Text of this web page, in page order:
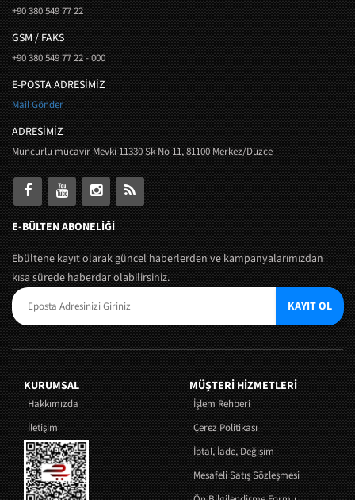
+90 380 549 77 22
GSM / FAKS
+90 380 549 77 22 - 000
E-POSTA ADRESİMİZ
Mail Gönder
ADRESİMİZ
Muncurlu mücavir Mevki 11330 Sk No 11, 81100 Merkez/Düzce
E-BÜLTEN ABONELİĞİ
Ebültene kayıt olarak güncel haberlerden ve kampanyalarımızdan
kısa sürede haberdar olabilirsiniz.
KAYIT OL
KURUMSAL
Hakkımızda
İletişim
MÜŞTERI HIZMETLERI
İşlem Rehberi
Çerez Politikası
İptal, İade, Değişim
Mesafeli Satış Sözleşmesi